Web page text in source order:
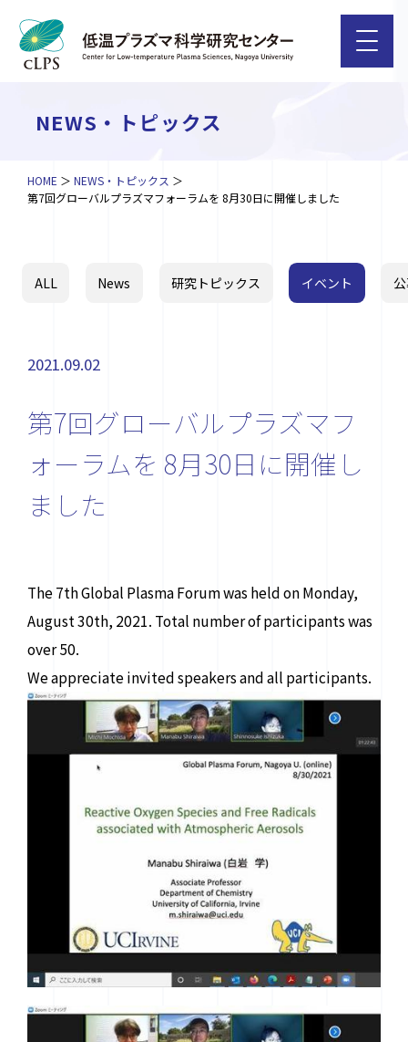
〒464-8603 名古屋市千種区不老町
ナショナル・イノベーション・コンプレックス4F
contact@plasma.engg.nagoya-u.ac.jp
NEWS・トピックス
HOME
NEWS・トピックス
第7回グローバルプラズマフォーラムを 8月30日に開催しました
ALL News 研究トピックス イベント
2021.09.02
第7回グローバルプラズマフ
ォーラムを 8月30日に開催し
ました
The 7th Global Plasma Forum was held on Monday,
August 30th, 2021. Total number of participants was
over 50.
We appreciate invited speakers and all participants.